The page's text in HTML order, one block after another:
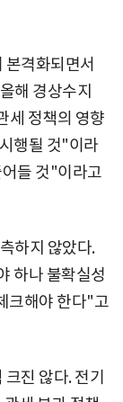
격화되면서
해 경상수지
세 정책의 영향
행될 것"이라
들 것"이라고
하지 않았다.
하나 불확실성
크해야 한다"고
진 않다. 전기